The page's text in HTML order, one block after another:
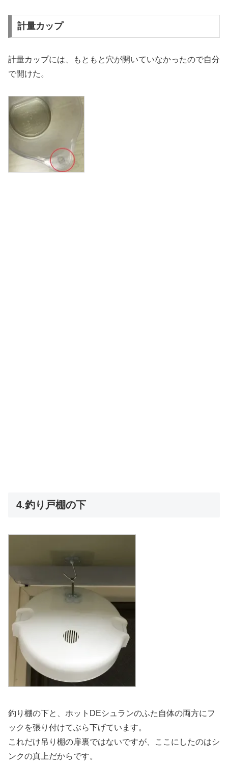
計量カップ
計量カップには、もともと穴が開いていなかったので自分
で開けた。
4.釣り戸棚の下
釣り棚の下と、ホットDEシュランのふた自体の両方にフ
ックを張り付けてぶら下げています。
これだけ吊り棚の扉裏ではないですが、ここにしたのはシ
ンクの真上だからです。